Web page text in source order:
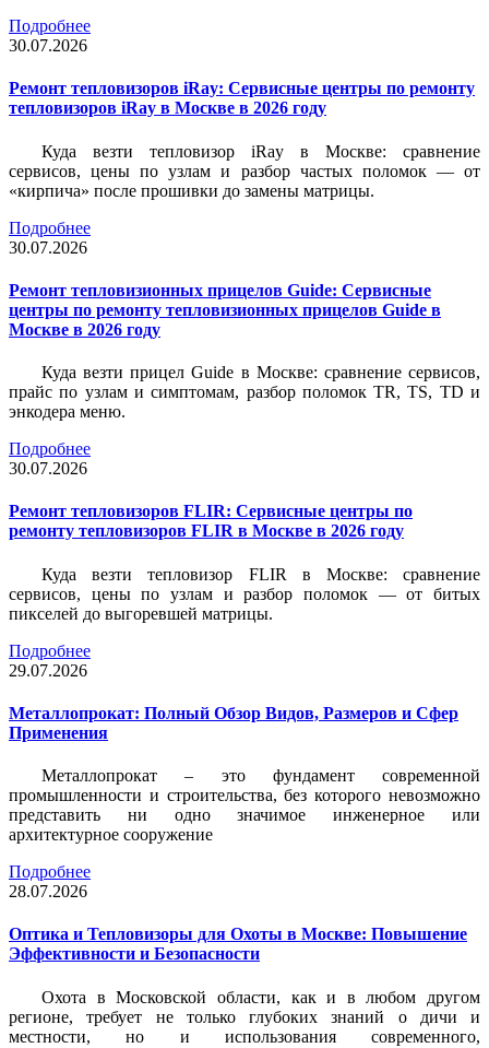
Подробнее
30.07.2026
Ремонт тепловизоров iRay: Сервисные центры по ремонту
тепловизоров iRay в Москве в 2026 году
Куда везти тепловизор iRay в Москве: сравнение
сервисов, цены по узлам и разбор частых поломок — от
«кирпича» после прошивки до замены матрицы.
Подробнее
30.07.2026
Ремонт тепловизионных прицелов Guide: Сервисные
центры по ремонту тепловизионных прицелов Guide в
Москве в 2026 году
Куда везти прицел Guide в Москве: сравнение сервисов,
прайс по узлам и симптомам, разбор поломок TR, TS, TD и
энкодера меню.
Подробнее
30.07.2026
Ремонт тепловизоров FLIR: Сервисные центры по
ремонту тепловизоров FLIR в Москве в 2026 году
Куда везти тепловизор FLIR в Москве: сравнение
сервисов, цены по узлам и разбор поломок — от битых
пикселей до выгоревшей матрицы.
Подробнее
29.07.2026
Металлопрокат: Полный Обзор Видов, Размеров и Сфер
Применения
Металлопрокат – это фундамент современной
промышленности и строительства, без которого невозможно
представить ни одно значимое инженерное или
архитектурное сооружение
Подробнее
28.07.2026
Оптика и Тепловизоры для Охоты в Москве: Повышение
Эффективности и Безопасности
Охота в Московской области, как и в любом другом
регионе, требует не только глубоких знаний о дичи и
местности, но и использования современного,